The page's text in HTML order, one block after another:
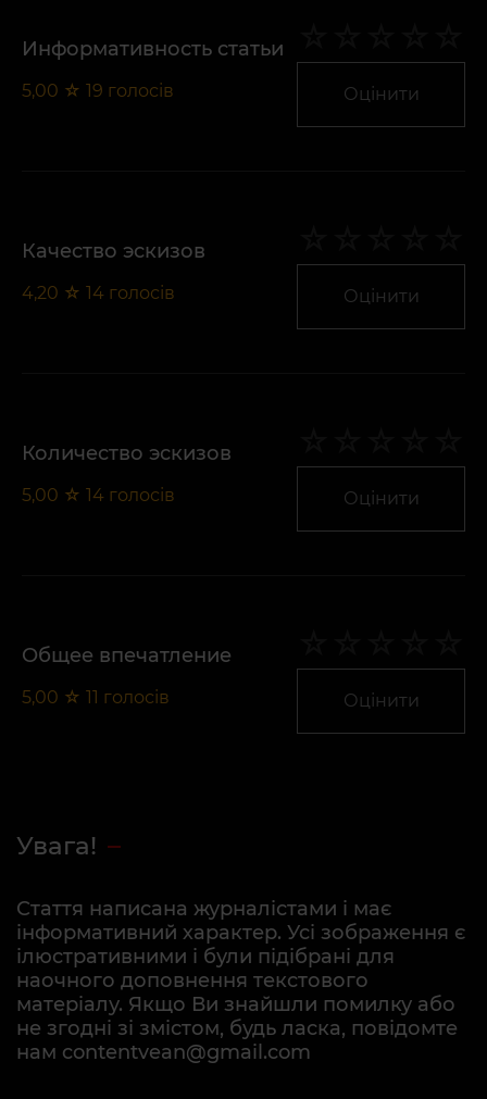
Информативность статьи
5,00 ☆ 19 голосів Оцінити
Качество эскизов
4,20 ☆ 14 голосів Оцінити
Количество эскизов
5,00 ☆ 14 голосів Оцінити
Общее впечатление
5,00 ☆ 11 голосів Оцінити
Увага!
Стаття написана журналістами і має
інформативний характер. Усі зображення є
ілюстративними і були підібрані для
наочного доповнення текстового
матеріалу. Якщо Ви знайшли помилку або
не згодні зі змістом, будь ласка, повідомте
нам contentvean@gmail.com